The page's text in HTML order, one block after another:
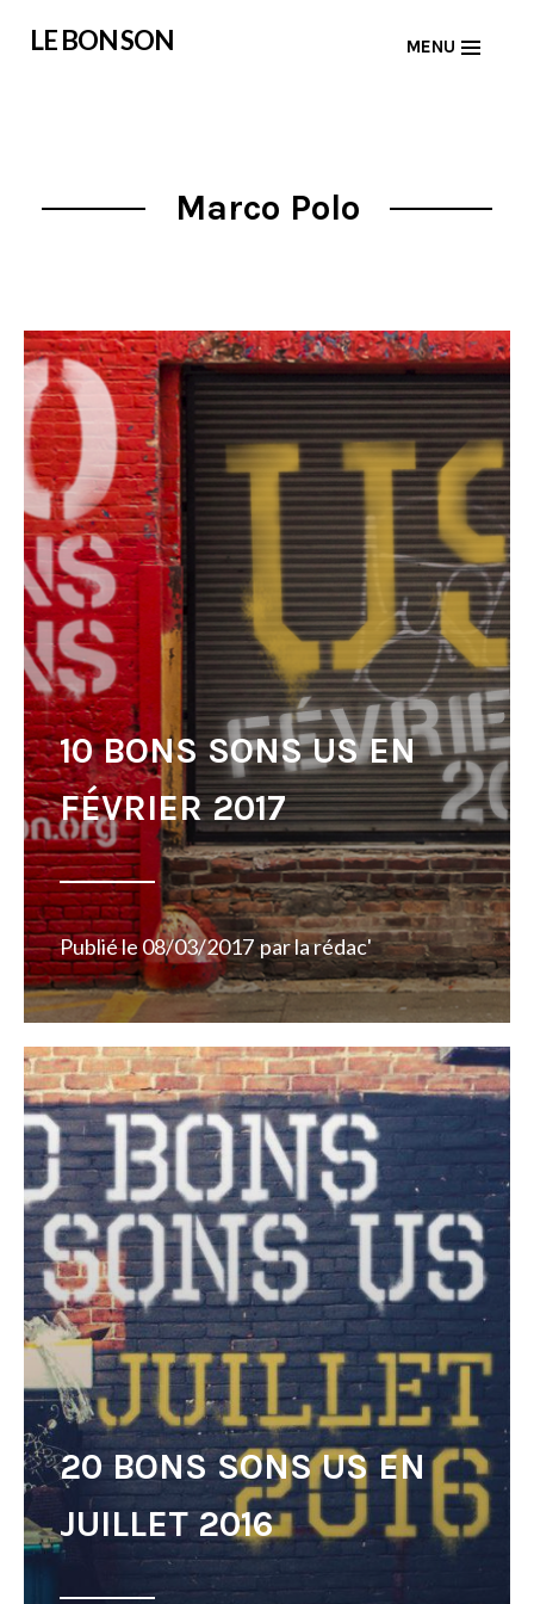
LE BON SON MENU
Marco Polo
10 BONS SONS US EN
FÉVRIER 2017
Publié le08/03/2017 parla rédac'
20 BONS SONS US EN
JUILLET 2016